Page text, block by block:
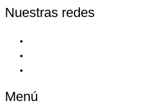
Nuestras redes
Menú